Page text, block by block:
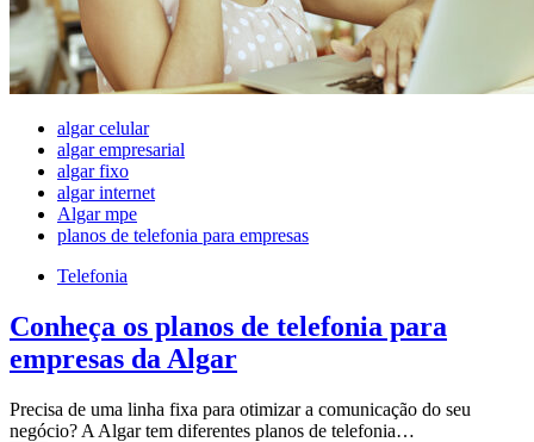
algar celular
algar empresarial
algar fixo
algar internet
Algar mpe
planos de telefonia para empresas
Telefonia
Conheça os planos de telefonia para
empresas da Algar
Precisa de uma linha fixa para otimizar a comunicação do seu
negócio? A Algar tem diferentes planos de telefonia…